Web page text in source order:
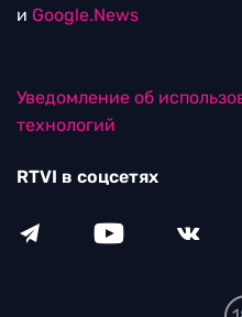
и Google.News
Уведомление об
технологий
RTVI в соцсетях